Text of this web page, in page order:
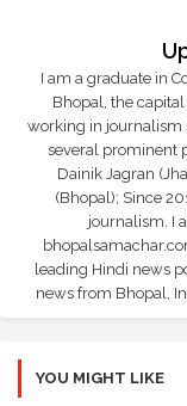
I am a graduate in
Bhopal, the
working in journalism
several prominent
Dainik Jagran
(Bhopal); Since
journalism. I
leading Hindi news
news from Bhopal,
YOU MIGHT LIKE